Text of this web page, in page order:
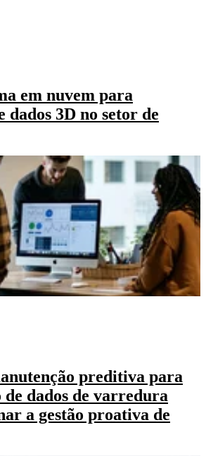
em nuvem para
dados 3D no setor de
preditiva para
dados de varredura
a gestão proativa de